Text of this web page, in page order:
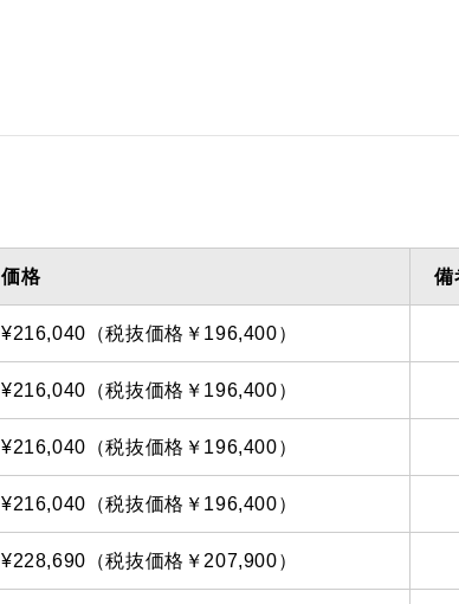
価格 備
¥216,040（税抜価格￥196,400）
¥216,040（税抜価格￥196,400）
¥216,040（税抜価格￥196,400）
¥216,040（税抜価格￥196,400）
¥228,690（税抜価格￥207,900）